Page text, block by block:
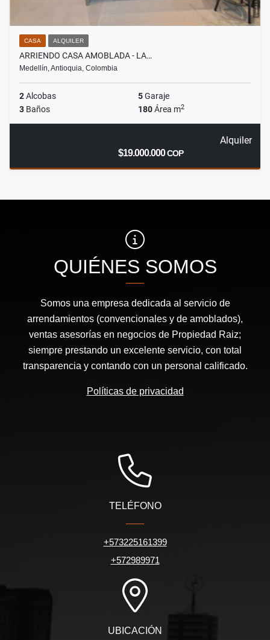
CASA ALQUILER
ARRIENDO CASA AMOBLADA - LA…
Medellín, Antioquia, Colombia
2Alcobas 5Garaje
3 Baños 180Área m2
Alquiler
$19.000.000COP
QUIÉNES SOMOS
Somos una empresa dedicada al servicio de
arrendamientos (convencionales y de amoblados),
ventas asesorías en negocios de Propiedad Raiz;
siempre prestando un excelente servicio, con total
transparencia y contando con un personal calificado.
Políticas de privacidad
TELÉFONO
+573225161399
+572989971
UBICACIÓN